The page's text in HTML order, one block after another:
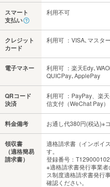
スマート
支払い
利用不可
クレジット
カード
利用可 ：VISA､マスタ
電子マネー
利用可 ：楽天Edy､
QUICPay､ApplePay
QRコード
決済
利用可 ：PayPay、楽
信支付（WeChat Pay）
料金備考 お通し代380円(税込)※
領収書
（適格簡易
請求書）
適格請求書（インボイ
す。
登録番号：
※適格請求書発行事業
ス制度適格請求書発行
確認ください。